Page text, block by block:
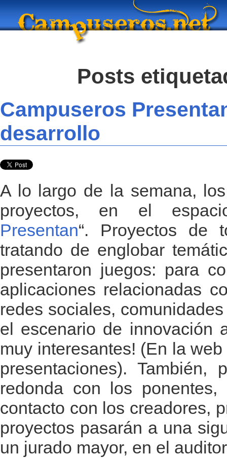
Posts
Campuseros
desarrollo
A lo largo de la semana,
proyectos, en el
Presentan“. Proyectos de
tratando de englobar
presentaron juegos: para
aplicaciones relacionadas
redes sociales,
el escenario de innovación
muy interesantes! (En la
presentaciones).
redonda con los
contacto con los creadores,
proyectos pasarán a una
un jurado mayor, en el